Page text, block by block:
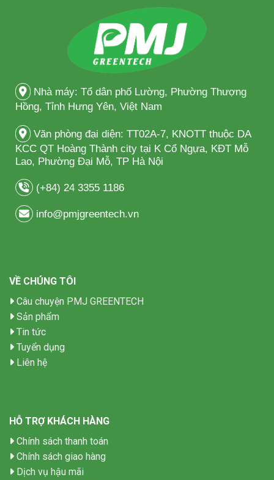
Nhà máy: Tổ dân phố Lường, Phường Thượng
Hồng, Tỉnh Hưng Yên, Việt Nam
Văn phòng đại diện: TT02A-7, KNOTT thuộc DA
KCC QT Hoàng Thành city tại K Cổ Ngựa, KĐT Mỗ
Lao, Phường Đại Mỗ, TP Hà Nội
(+84) 24 3355 1186
info@pmjgreentech.vn
VỀ CHÚNG TÔI
Câu chuyện PMJ GREENTECH
Sản phẩm
Tin tức
Tuyển dụng
Liên hệ
HỖ TRỢ KHÁCH HÀNG
Chính sách thanh toán
Chính sách giao hàng
Dịch vụ hậu mãi